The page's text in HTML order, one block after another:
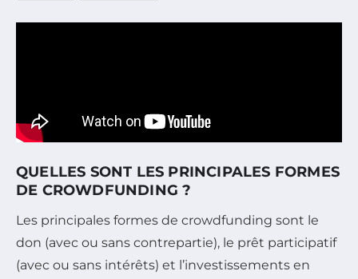
QUELLES SONT LES PRINCIPALES FORMES
DE CROWDFUNDING ?
Les principales formes de crowdfunding sont le
don (avec ou sans contrepartie), le prêt participatif
(avec ou sans intérêts) et l’investissements en